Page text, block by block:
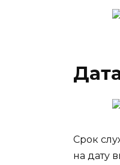
Срок
на дату